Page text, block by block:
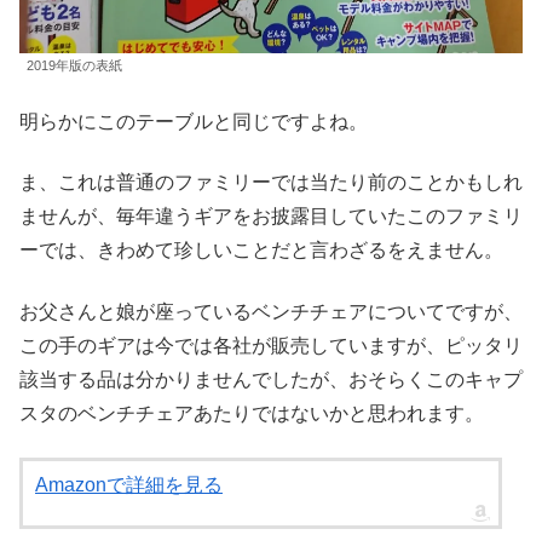
2019年版の表紙
明らかにこのテーブルと同じですよね。
ま、これは普通のファミリーでは当たり前のことかもしれ
ませんが、毎年違うギアをお披露目していたこのファミリ
ーでは、きわめて珍しいことだと言わざるをえません。
お父さんと娘が座っているベンチチェアについてですが、
この手のギアは今では各社が販売していますが、ピッタリ
該当する品は分かりませんでしたが、おそらくこのキャプ
スタのベンチチェアあたりではないかと思われます。
Amazonで詳細を見る